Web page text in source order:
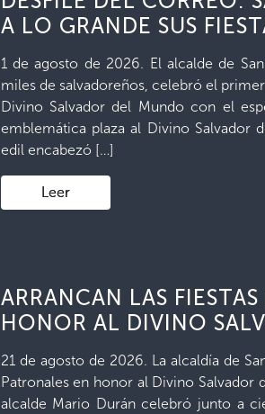
A LO GRANDE SUS
1 de agosto de 2026. El alcalde de
miles de salvadoreños, celebró el
Divino Salvador del Mundo con el
emblemática plaza al Divino Salvador
edil encabezó […]
Leer
ARRANCAN LAS
HONOR AL DIVINO
21 de agosto de 2026. La alcaldía de
Patronales en honor al Divino Salvador
alcalde Mario Durán celebró junto a